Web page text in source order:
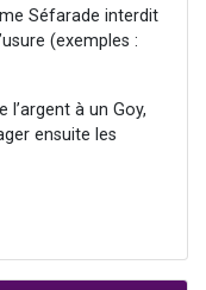
Séfarade interdit
(exemples :
à un Goy,
ensuite les